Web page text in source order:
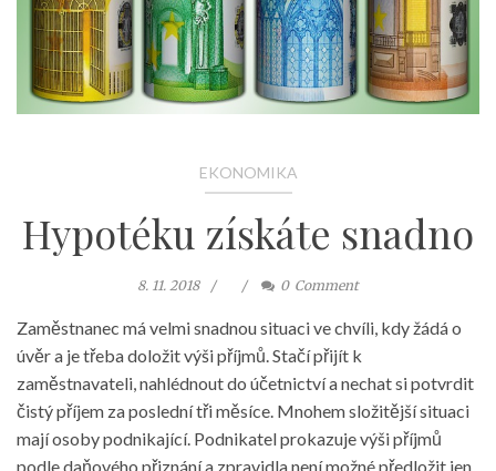
EKONOMIKA
Hypotéku získáte snadno
8. 11. 2018 0 Comment
Zaměstnanec má velmi snadnou situaci ve chvíli, kdy žádá o
úvěr a je třeba doložit výši příjmů. Stačí přijít k
zaměstnavateli, nahlédnout do účetnictví a nechat si potvrdit
čistý příjem za poslední tři měsíce. Mnohem složitější situaci
mají osoby podnikající. Podnikatel prokazuje výši příjmů
podle daňového přiznání a zpravidla není možné předložit jen